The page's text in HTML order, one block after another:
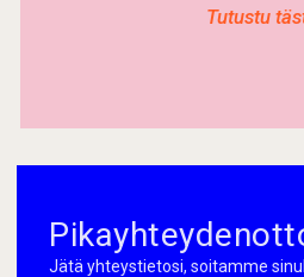
Tutustu
Jätä yhteystietosi, soitamme